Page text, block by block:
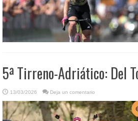
5ª Tirreno-Adriático: Del
13/03/2026 Deja un comentario